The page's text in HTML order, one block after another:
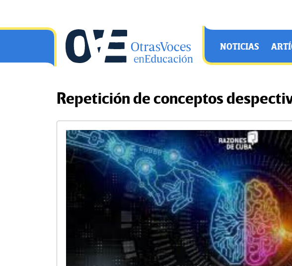
OtrasVocesenEducacion.org
NOTICIAS
Repetición de conceptos